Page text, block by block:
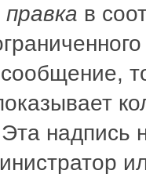
правка в
надпись